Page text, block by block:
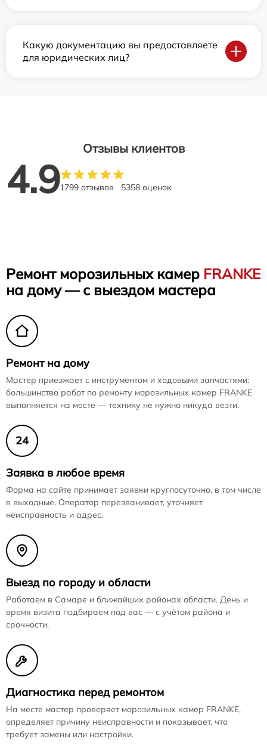
Какую документацию вы предоставляете
для юридических лиц?
Отзывы клиентов
4.91799 отзывов 5358 оценок
Ремонт морозильных камер FRANKE
на дому — с выездом мастера
Ремонт на дому
Мастер приезжает с инструментом и ходовыми запчастями:
большинство работ по ремонту морозильных камер FRANKE
выполняется на месте — технику не нужно никуда везти.
24
Заявка в любое время
Форма на сайте принимает заявки круглосуточно, в том числе
в выходные. Оператор перезванивает, уточняет
неисправность и адрес.
Выезд по городу и области
Работаем в Самаре и ближайших районах области. День и
время визита подбираем под вас — с учётом района и
срочности.
Диагностика перед ремонтом
На месте мастер проверяет морозильных камер FRANKE,
определяет причину неисправности и показывает, что
требует замены или настройки.